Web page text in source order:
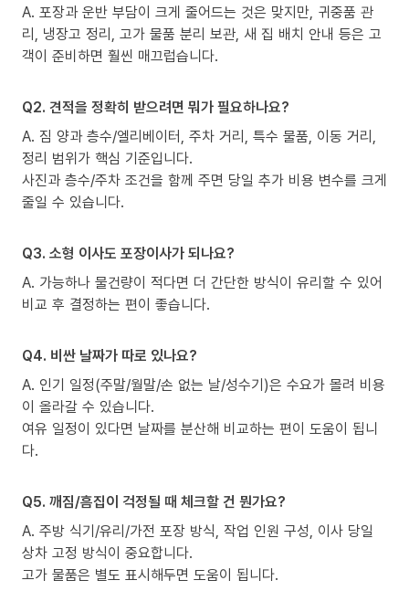
A. 포장과 운반 부담이 크게 줄어드는 것은 맞지만, 귀중품 관
리, 냉장고 정리, 고가 물품 분리 보관, 새 집 배치 안내 등은 고
객이 준비하면 훨씬 매끄럽습니다.
Q2. 견적을 정확히 받으려면 뭐가 필요하나요?
A. 짐 양과 층수/엘리베이터, 주차 거리, 특수 물품, 이동 거리,
정리 범위가 핵심 기준입니다.
사진과 층수/주차 조건을 함께 주면 당일 추가 비용 변수를 크게
줄일 수 있습니다.
Q3. 소형 이사도 포장이사가 되나요?
A. 가능하나 물건량이 적다면 더 간단한 방식이 유리할 수 있어
비교 후 결정하는 편이 좋습니다.
Q4. 비싼 날짜가 따로 있나요?
A. 인기 일정(주말/월말/손 없는 날/성수기)은 수요가 몰려 비용
이 올라갈 수 있습니다.
여유 일정이 있다면 날짜를 분산해 비교하는 편이 도움이 됩니
다.
Q5. 깨짐/흠집이 걱정될 때 체크할 건 뭔가요?
A. 주방 식기/유리/가전 포장 방식, 작업 인원 구성, 이사 당일
상차 고정 방식이 중요합니다.
고가 물품은 별도 표시해두면 도움이 됩니다.